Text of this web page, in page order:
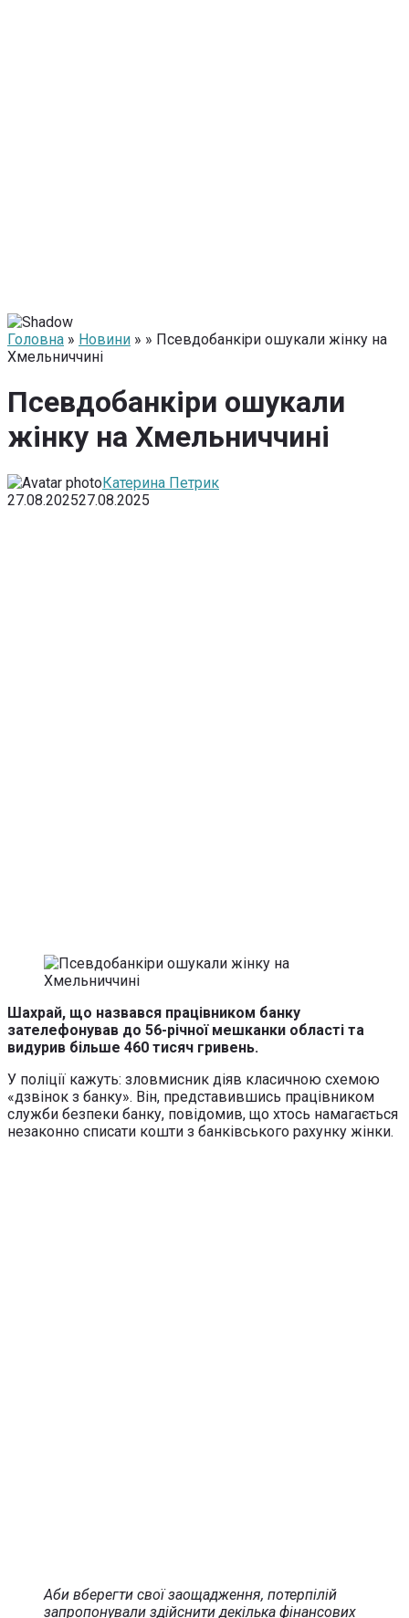
Головна » Новини » » Псевдобанкіри ошукали жінку на
Хмельниччині
Псевдобанкіри ошукали
жінку на Хмельниччині
Катерина Петрик
27.08.202527.08.2025
Шахрай, що назвався працівником банку
зателефонував до 56-річної мешканки області та
видурив більше 460 тисяч гривень.
У поліції кажуть: зловмисник діяв класичною схемою
«дзвінок з банку». Він, представившись працівником
служби безпеки банку, повідомив, що хтось намагається
незаконно списати кошти з банківського рахунку жінки.
Аби вберегти свої заощадження, потерпілій
запропонували здійснити декілька фінансових